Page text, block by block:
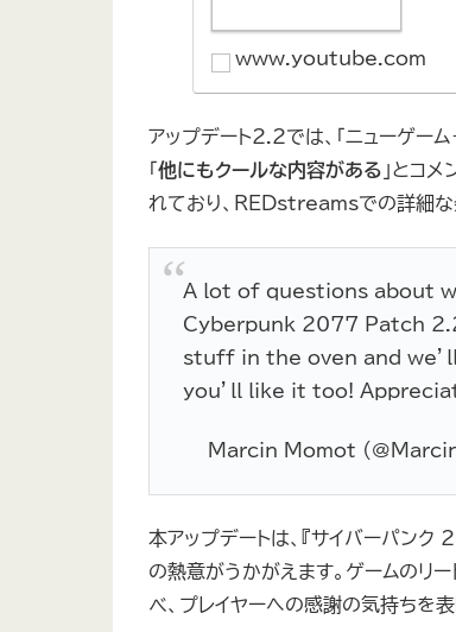
www.youtube.com
アップデート2.2では、「ニューゲ
「 他にもクールな内容がある 」とコ
れており、REDstreamsでの詳細な
A lot of questions about
Cyberpunk 2077 Patch
stuff in the oven and
you’ll like it too!
— Marcin Momot
本アップデートは、『サイバーパン
の熱意がうかがえます。ゲームのリー
べ、プレイヤーへの感謝の気持ちを表